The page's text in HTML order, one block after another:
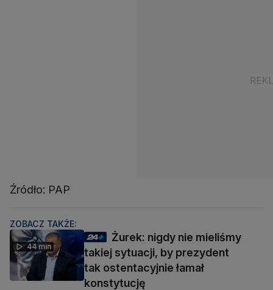
Źródło: PAP
ZOBACZ TAKŻE:
44 min
Żurek: nigdy nie mieliśmy
takiej sytuacji, by prezydent
tak ostentacyjnie łamał
konstytucję